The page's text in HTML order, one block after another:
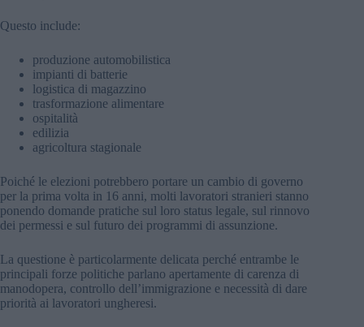
Questo include:
produzione automobilistica
impianti di batterie
logistica di magazzino
trasformazione alimentare
ospitalità
edilizia
agricoltura stagionale
Poiché le elezioni potrebbero portare un cambio di governo
per la prima volta in 16 anni, molti lavoratori stranieri stanno
ponendo domande pratiche sul loro status legale, sul rinnovo
dei permessi e sul futuro dei programmi di assunzione.
La questione è particolarmente delicata perché entrambe le
principali forze politiche parlano apertamente di carenza di
manodopera, controllo dell’immigrazione e necessità di dare
priorità ai lavoratori ungheresi.